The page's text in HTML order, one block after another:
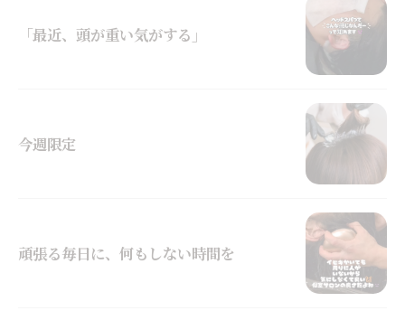
「最近、頭が重い気がする」
今週限定
頑張る毎日に、何もしない時間を